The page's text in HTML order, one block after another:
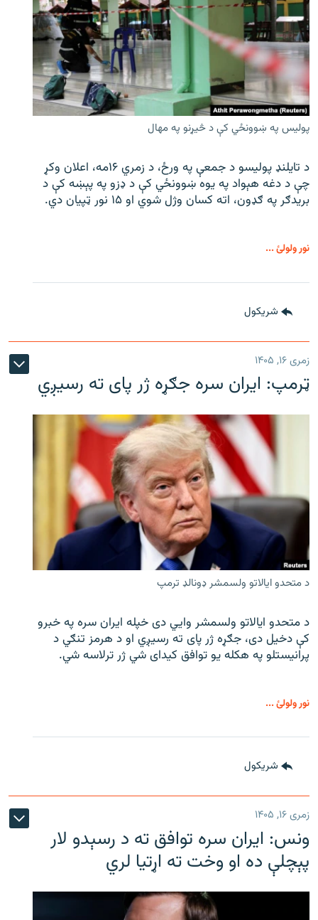
پولیس په ښوونځي کې د څیړنو په مهال
د تایلنډ پولیسو د جمعې په ورځ، د زمري ۱۶مه، اعلان وکړ
چې د دغه هېواد په یوه ښوونځي کې د ډزو په پېښه کې د
بریدګر په ګډون، اته کسان وژل شوي او ۱۵ نور ټپیان دي.
نور ولولئ ...
شريکول
زمری ۱۶, ۱۴۰۵
ټرمپ: ایران سره جګړه ژر پای ته رسیږي
د متحدو ایالاتو ولسمشر ډونالډ ترمپ
د متحدو ایالاتو ولسمشر وايي دی خپله ایران سره په خبرو
کې دخیل دی، جګړه ژر پای ته رسیږي او د هرمز تنګي د
پرانیستلو په هکله یو توافق کیدای شي ژر ترلاسه شي.
نور ولولئ ...
شريکول
زمری ۱۶, ۱۴۰۵
ونس: ایران سره توافق ته د رسېدو لار
پېچلې ده او وخت ته اړتیا لري